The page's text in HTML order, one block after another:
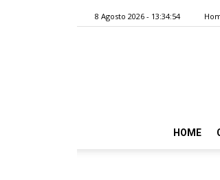
8 Agosto 2026 - 13:34:54
HOME